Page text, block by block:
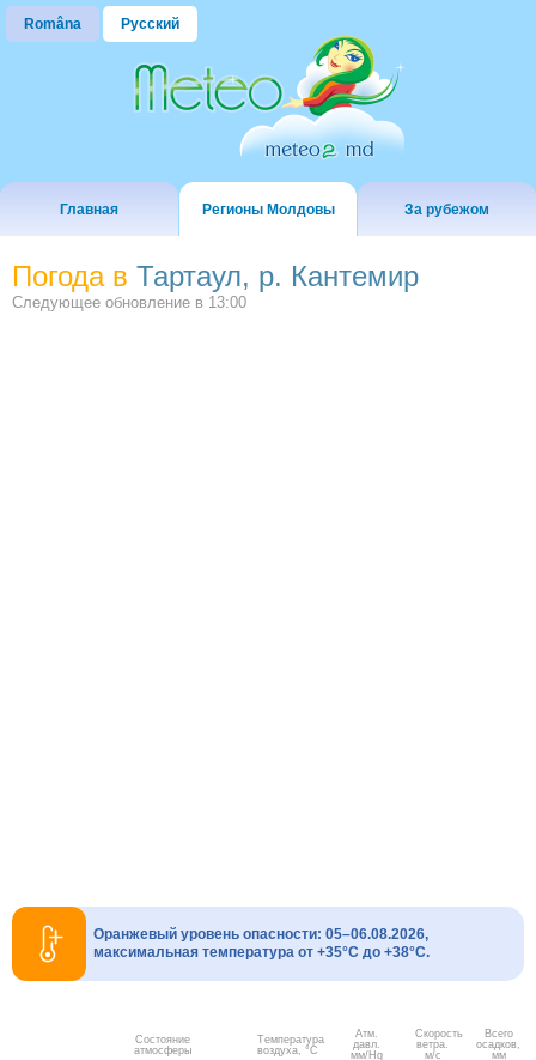
Româna Русский
Главная Регионы Молдовы За рубежом
Погода в Тартаул, р. Кантемир
Следующее обновление в 13:00
Оранжевый уровень опасности: 05–06.08.2026,
максимальная температура от +35°C до +38°C.
Состояние
атмосферы
Температура
воздуха, °C
Атм.
давл.
мм/Hg
Скорость
ветра.
м/с
Всего
осадков,
мм